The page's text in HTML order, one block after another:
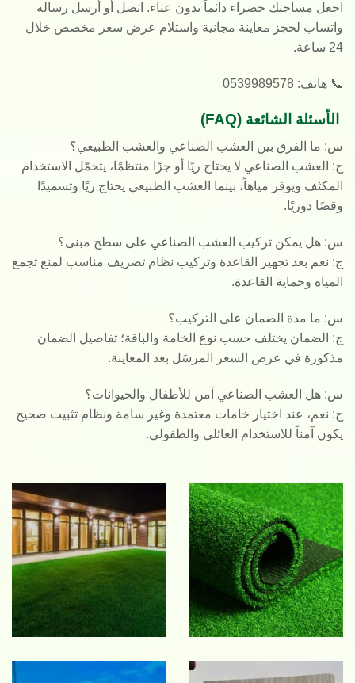
اجعل مساحتك خضراء دائماً بدون عناء. اتصل أو أرسل رسالة
واتساب لحجز معاينة مجانية واستلام عرض سعر مخصص خلال
24 ساعة.
📞 هاتف: 0539989578
الأسئلة الشائعة (FAQ)
س: ما الفرق بين العشب الصناعي والعشب الطبيعي؟
ج: العشب الصناعي لا يحتاج ريًا أو جزًا منتظمًا، يتحمّل الاستخدام
المكثف ويوفر مياهاً، بينما العشب الطبيعي يحتاج ريًا وتسميدًا
وقصًا دوريًا.
س: هل يمكن تركيب العشب الصناعي على سطح مبنى؟
ج: نعم بعد تجهيز القاعدة وتركيب نظام تصريف مناسب لمنع تجمع
المياه وحماية القاعدة.
س: ما مدة الضمان على التركيب؟
ج: الضمان يختلف حسب نوع الخامة والباقة؛ تفاصيل الضمان
مذكورة في عرض السعر المرسَل بعد المعاينة.
س: هل العشب الصناعي آمن للأطفال والحيوانات؟
ج: نعم، عند اختيار خامات معتمدة وغير سامة ونظام تثبيت صحيح
يكون آمناً للاستخدام العائلي والطفولي.